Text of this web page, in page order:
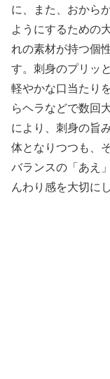
に、また、おから
ようにするための
れの素材が持つ個
す。刺身のプリッ
軽やかな口当たり
らヘラなどで数回
により、刺身の旨
体となりつつも、
バランスの「あえ
んわり感を大切に